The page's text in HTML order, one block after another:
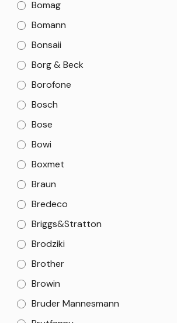
Bomag
Bomann
Bonsaii
Borg & Beck
Borofone
Bosch
Bose
Bowi
Boxmet
Braun
Bredeco
Briggs&Stratton
Brodziki
Brother
Browin
Bruder Mannesmann